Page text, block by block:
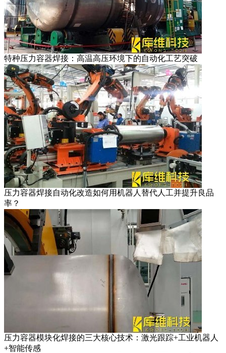
特种压力容器焊接：高温高压环境下的自动化工艺突破
压力容器焊接自动化改造如何用机器人替代人工并提升良品
率？
压力容器模块化焊接的三大核心技术：激光跟踪+工业机器人
+智能传感